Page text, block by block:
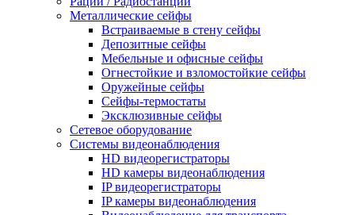
Металлические сейфы
Встраиваемые в стену сейфы
Депозитные сейфы
Мебельные и офисные сейфы
Огнестойкие и взломостойкие сейфы
Оружейные сейфы
Сейфы-термостаты
Эксклюзивные сейфы
Сетевое оборудование
Системы видеонаблюдения
HD видеорегистраторы
HD камеры видеонаблюдения
IP видеорегистраторы
IP камеры видеонаблюдения